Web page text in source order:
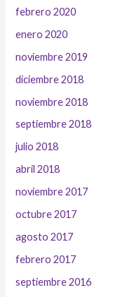
febrero 2020
enero 2020
noviembre 2019
diciembre 2018
noviembre 2018
septiembre 2018
julio 2018
abril 2018
noviembre 2017
octubre 2017
agosto 2017
febrero 2017
septiembre 2016